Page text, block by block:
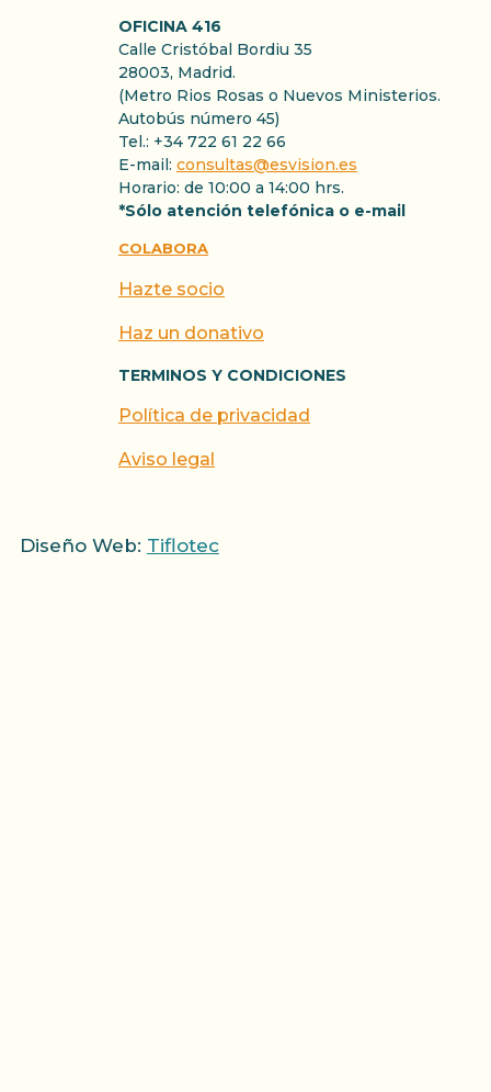
OFICINA 416
Calle Cristóbal Bordiu 35
28003, Madrid.
(Metro Rios Rosas o Nuevos Ministerios.
Autobús número 45)
Tel.: +34 722 61 22 66
E-mail: consultas@esvision.es
Horario: de 10:00 a 14:00 hrs.
*Sólo atención telefónica o e-mail
COLABORA
Hazte socio
Haz un donativo
TERMINOS Y CONDICIONES
Política de privacidad
Aviso legal
Diseño Web: Tiflotec